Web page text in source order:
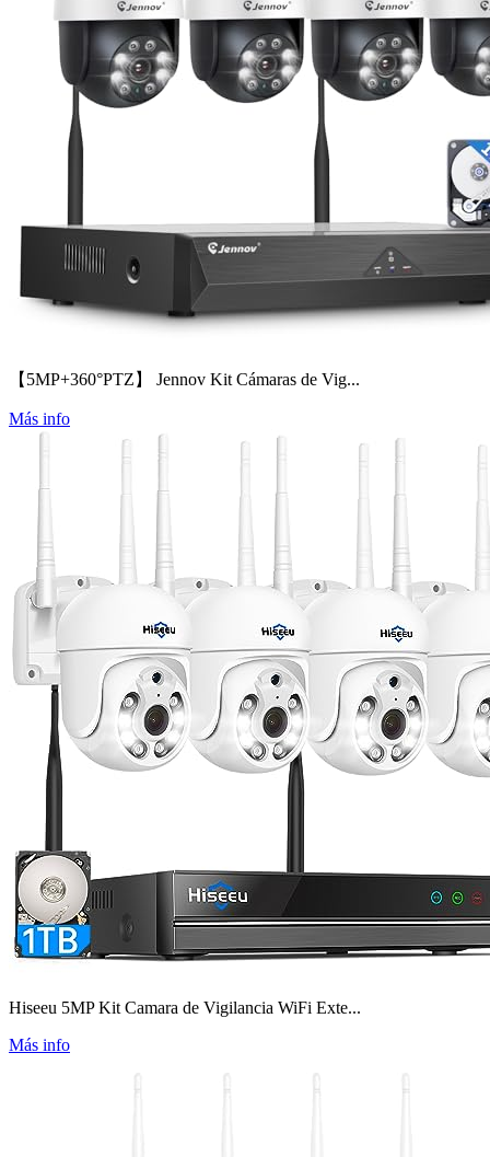
【5MP+360°PTZ】 Jennov Kit Cámaras de Vig...
Más info
Hiseeu 5MP Kit Camara de Vigilancia WiFi Exte...
Más info